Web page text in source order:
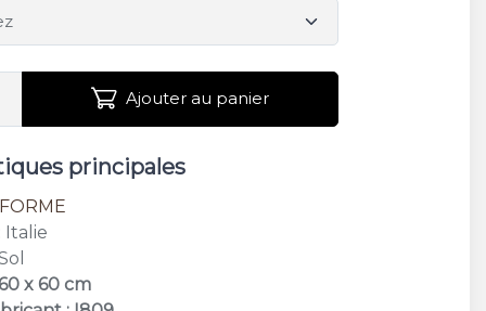
Ajouter au panier
principales
: Italie
x 60 cm